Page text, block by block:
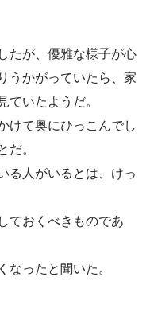
たが、優雅な様子が心
うかがっていたら、家
ていたようだ。
けて奥にひっこんでし
だ。
る人がいるとは、けっ
ておくべきものであ
ったと聞いた。